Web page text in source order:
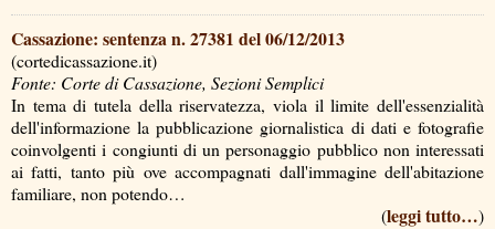
Cassazione: sentenza n. 27381 del 06/12/2013
(cortedicassazione.it)
Fonte: Corte di Cassazione, Sezioni Semplici
In tema di tutela della riservatezza, viola il limite dell'essenzialità
dell'informazione la pubblicazione giornalistica di dati e fotografie
coinvolgenti i congiunti di un personaggio pubblico non interessati
ai fatti, tanto più ove accompagnati dall'immagine dell'abitazione
familiare, non potendo…
(leggi tutto…)